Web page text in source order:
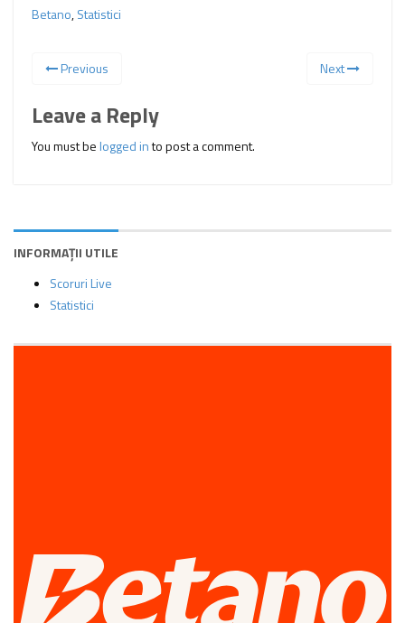
Betano,Statistici
Previous Next
Leave a Reply
You must belogged into post a comment.
INFORMAȚII UTILE
Scoruri Live
Statistici